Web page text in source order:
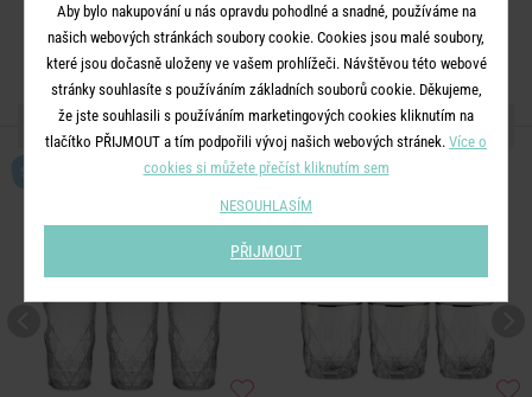
DALŠÍ PRODUKTY ZE SÉRIE
SET
Aby bylo nakupování u nás opravdu pohodlné a snadné, používáme na
našich webových stránkách soubory cookie. Cookies jsou malé soubory,
které jsou dočasně uloženy ve vašem prohlížeči. Návštěvou této webové
stránky souhlasíte s používáním základních souborů cookie. Děkujeme,
že jste souhlasili s používáním marketingových cookies kliknutím na
tlačítko PŘIJMOUT a tím podpořili vývoj našich webových stránek. Více o
cookies si můžete přečíst kliknutím sem
NESOUHLASÍM
PŘIJMOUT